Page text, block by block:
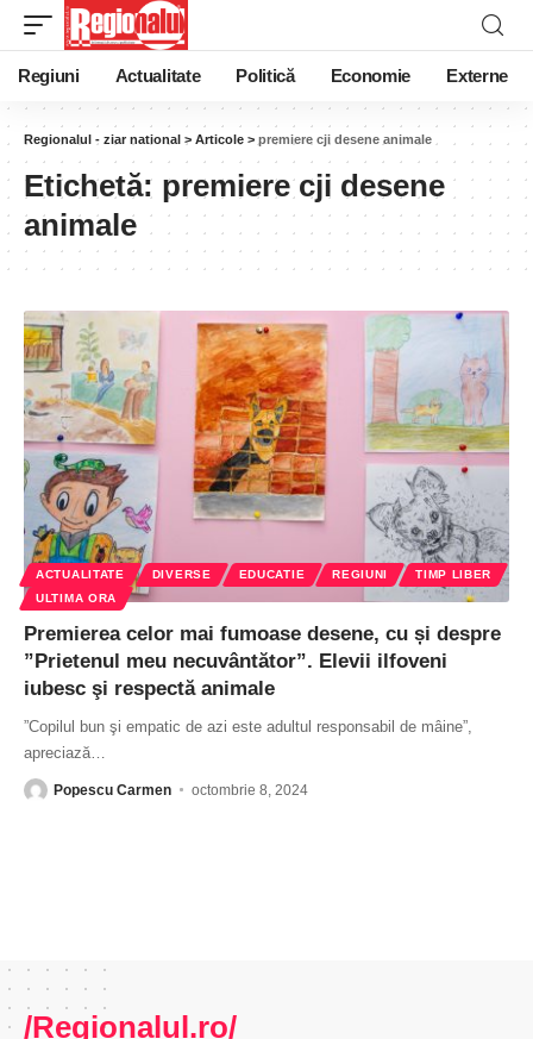
Regiuni Actualitate Politică Economie Externe
Regionalul - ziar national > Articole > premiere cji desene animale
Etichetă: premiere cji desene
animale
ACTUALITATE DIVERSE EDUCATIE REGIUNI
TIMP LIBER
ULTIMA ORA
Premierea celor mai fumoase desene, cu și despre
”Prietenul meu necuvântător”. Elevii ilfoveni
iubesc şi respectă animale
”Copilul bun şi empatic de azi este adultul responsabil de mâine”,
apreciază
Popescu Carmen octombrie 8, 2024
/Regionalul.ro/